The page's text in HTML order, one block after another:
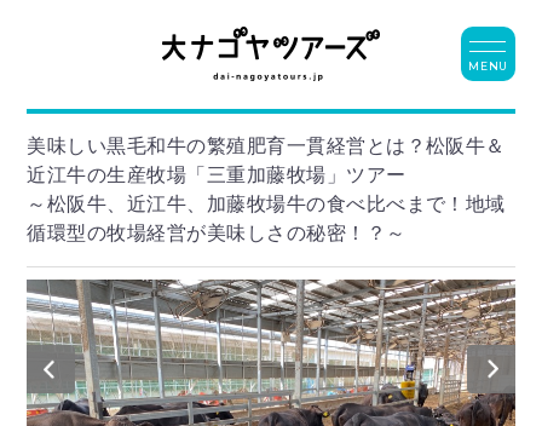
美味しい黒毛和牛の繁殖肥育一貫経営とは？松阪牛＆
近江牛の生産牧場「三重加藤牧場」ツアー
～松阪牛、近江牛、加藤牧場牛の食べ比べまで！地域
循環型の牧場経営が美味しさの秘密！？～
MENU